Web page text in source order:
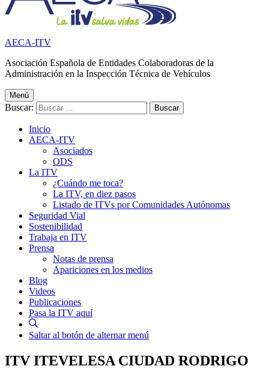
AECA-ITV
Asociación Española de Entidades Colaboradoras de la
Administración en la Inspección Técnica de Vehículos
Menú
Buscar:
Inicio
AECA-ITV
Asociados
ODS
La ITV
¿Cuándo me toca?
La ITV, en diez pasos
Listado de ITVs por Comunidades Autónomas
Seguridad Vial
Sostenibilidad
Trabaja en ITV
Prensa
Notas de prensa
Apariciones en los medios
Blog
Videos
Publicaciones
Pasa la ITV aquí
Saltar al botón de alternar menú
ITV ITEVELESA CIUDAD RODRIGO